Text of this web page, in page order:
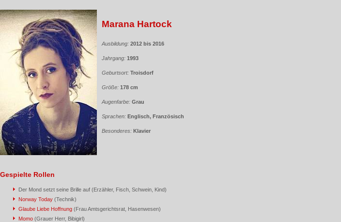
Marana Hartock
Ausbildung: 2012 bis 2016
Jahrgang: 1993
Geburtsort: Troisdorf
Größe: 178 cm
Augenfarbe: Grau
Sprachen: Englisch, Französisch
Besonderes: Klavier
Gespielte Rollen
Der Mond setzt seine Brille auf (Erzähler, Fisch, Schwein, Kind)
Norway Today (Technik)
Glaube Liebe Hoffnung (Frau Amtsgerichtsrat, Hasenwesen)
Momo (Grauer Herr, Bibigirl)